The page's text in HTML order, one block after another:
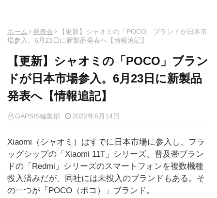
ホーム 発表会
【更新】シャオミの「POCO」ブランドが日本市
場参入。6月23日に新製品発表へ【情報追記】
【更新】シャオミの「POCO」ブラン
ドが日本市場参入。6月23日に新製品
発表へ【情報追記】
GAPSIS編集部 2022年6月14日
Xiaomi（シャオミ）はすでに日本市場に参入し、フラ
ッグシップの「Xiaomi 11T」シリーズ、普及帯ブラン
ドの「Redmi」シリーズのスマートフォンを複数機種
投入済みだが、同社には未投入のブランドもある。そ
の一つが「POCO（ポコ）」ブランド。